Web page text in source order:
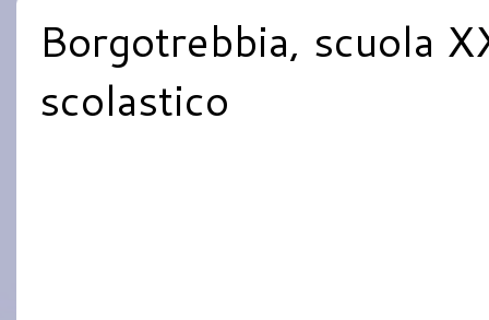
Borgotrebbia, scuola
scolastico